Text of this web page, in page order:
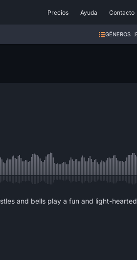
Precios Ayuda Contacto
GÉNEROS
and bells play a fun and light-